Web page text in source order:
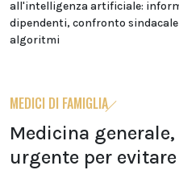
all'intelligenza artificiale:
dipendenti, confronto
algoritmi
MEDICI DI FAMIGLIA
Medicina
urgente per